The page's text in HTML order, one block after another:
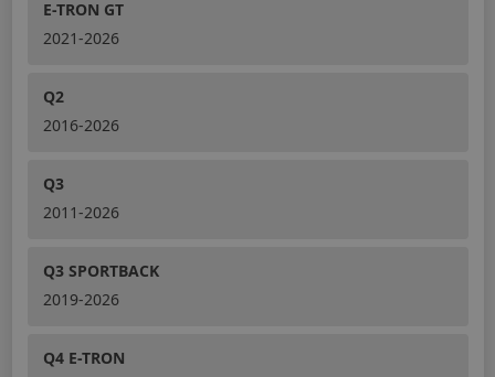
E-TRON GT
2021-2026
Q2
2016-2026
Q3
2011-2026
Q3 SPORTBACK
2019-2026
Q4 E-TRON